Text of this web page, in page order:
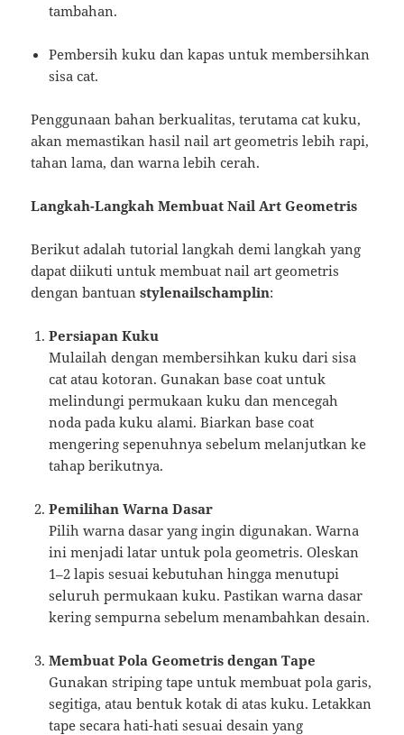
tambahan.
Pembersih kuku dan kapas untuk membersihkan
sisa cat.
Penggunaan bahan berkualitas, terutama cat kuku,
akan memastikan hasil nail art geometris lebih rapi,
tahan lama, dan warna lebih cerah.
Langkah-Langkah Membuat Nail Art Geometris
Berikut adalah tutorial langkah demi langkah yang
dapat diikuti untuk membuat nail art geometris
dengan bantuanstylenailschamplin:
Persiapan Kuku
Mulailah dengan membersihkan kuku dari sisa
cat atau kotoran. Gunakan base coat untuk
melindungi permukaan kuku dan mencegah
noda pada kuku alami. Biarkan base coat
mengering sepenuhnya sebelum melanjutkan ke
tahap berikutnya.
Pemilihan Warna Dasar
Pilih warna dasar yang ingin digunakan. Warna
ini menjadi latar untuk pola geometris. Oleskan
1–2 lapis sesuai kebutuhan hingga menutupi
seluruh permukaan kuku. Pastikan warna dasar
kering sempurna sebelum menambahkan desain.
Membuat Pola Geometris dengan Tape
Gunakan striping tape untuk membuat pola garis,
segitiga, atau bentuk kotak di atas kuku. Letakkan
tape secara hati-hati sesuai desain yang